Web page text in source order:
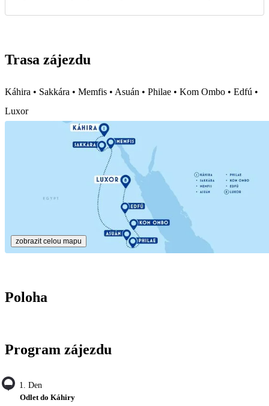
Trasa zájezdu
Káhira • Sakkára • Memfis • Asuán • Philae • Kom Ombo • Edfú •
Luxor
zobrazit celou mapu
Poloha
Program zájezdu
1. Den
Odlet do Káhiry